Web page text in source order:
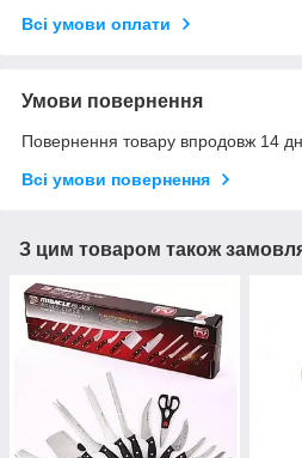
Всі умови оплати
Умови повернення
Повернення товару впродовж 14
Всі умови повернення
З цим товаром також